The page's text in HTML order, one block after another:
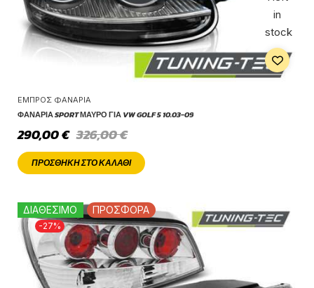
in
stock
ΕΜΠΡΌΣ ΦΑΝΆΡΙΑ
ΦΑΝΆΡΙΑ SPORT ΜΑΎΡΟ ΓΙΑ VW GOLF 5 10.03-09
326,00€
290,00€
ΠΡΟΣΘΉΚΗ ΣΤΟ ΚΑΛΆΘΙ
-27%
ΔΙΑΘΕΣΙΜΟ ΠΡΟΣΦΟΡΑ